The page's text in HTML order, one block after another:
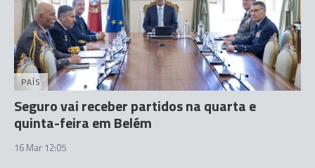
PAÍS
Seguro vai receber partidos na quarta e
quinta-feira em Belém
16 Mar 12:05